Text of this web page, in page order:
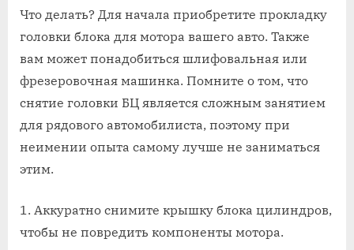
Что делать? Для начала приобретите прокладку
головки блока для мотора вашего авто. Также
вам может понадобиться шлифовальная или
фрезеровочная машинка. Помните о том, что
снятие головки БЦ является сложным занятием
для рядового автомобилиста, поэтому при
неимении опыта самому лучше не заниматься
этим.
Аккуратно снимите крышку блока цилиндров,
чтобы не повредить компоненты мотора.